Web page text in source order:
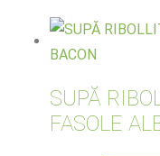
SUPĂ
FASOLE